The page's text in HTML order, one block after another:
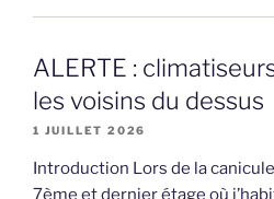
ALERTE :
les voisins du dessus
1 JUILLET 2026
Introduction Lors de la